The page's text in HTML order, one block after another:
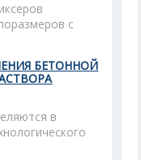
с
БЕТОННОЙ
в